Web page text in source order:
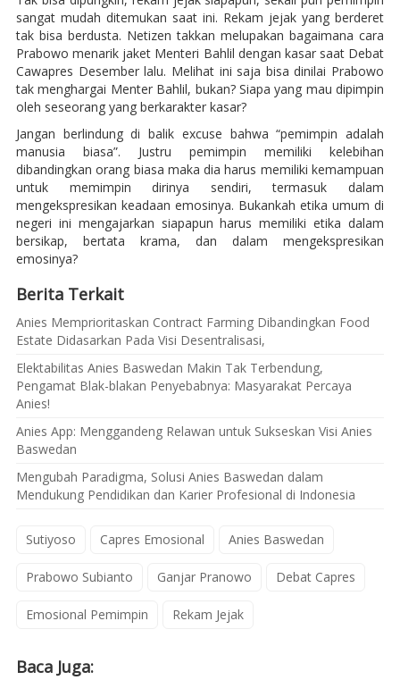
sangat mudah ditemukan saat ini. Rekam jejak yang berderet
tak bisa berdusta. Netizen takkan melupakan bagaimana cara
Prabowo menarik jaket Menteri Bahlil dengan kasar saat Debat
Cawapres Desember lalu. Melihat ini saja bisa dinilai Prabowo
tak menghargai Menter Bahlil, bukan? Siapa yang mau dipimpin
oleh seseorang yang berkarakter kasar?
Jangan berlindung di balik excuse bahwa “pemimpin adalah
manusia biasa”. Justru pemimpin memiliki kelebihan
dibandingkan orang biasa maka dia harus memiliki kemampuan
untuk memimpin dirinya sendiri, termasuk dalam
mengekspresikan keadaan emosinya. Bukankah etika umum di
negeri ini mengajarkan siapapun harus memiliki etika dalam
bersikap, bertata krama, dan dalam mengekspresikan
emosinya?
Berita Terkait
Anies Memprioritaskan Contract Farming Dibandingkan Food
Estate Didasarkan Pada Visi Desentralisasi,
Elektabilitas Anies Baswedan Makin Tak Terbendung,
Pengamat Blak-blakan Penyebabnya: Masyarakat Percaya
Anies!
Anies App: Menggandeng Relawan untuk Sukseskan Visi Anies
Baswedan
Mengubah Paradigma, Solusi Anies Baswedan dalam
Mendukung Pendidikan dan Karier Profesional di Indonesia
Sutiyoso Capres Emosional Anies Baswedan
Prabowo Subianto Ganjar Pranowo Debat Capres
Emosional Pemimpin Rekam Jejak
Baca Juga: